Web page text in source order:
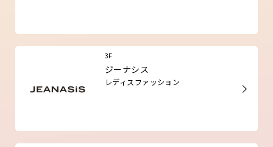
3F
ジーナシス
レディスファッション